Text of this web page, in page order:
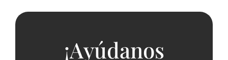
¡Ayúdanos